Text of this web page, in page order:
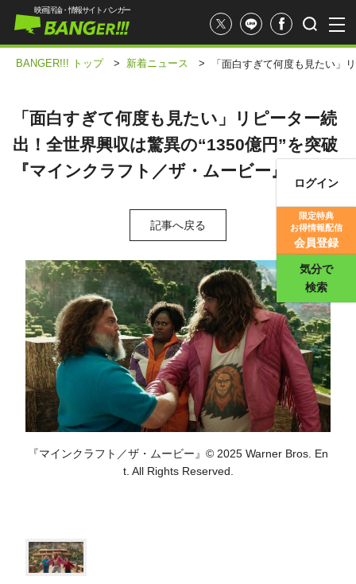
映画評価
映画評論・情報サイト バンガー
ログイン
限定特典
お得情報配信
会員登録
気分で
検索
BANGER!!! トップ > 新着ニュース > 「面白すぎて何度も見たい」
「面白すぎて何度も見たい」リピーター続
出！全世界興収は驚異の“1350億円”を突破
『マインクラフト／ザ・ムービー』
記事へ戻る
『マインクラフト／ザ・ムービー』© 2025 Warner Bros. En
t. All Rights Reserved.